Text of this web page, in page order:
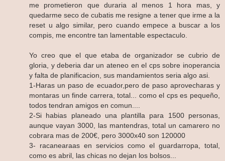
me prometieron que duraria al menos 1 hora mas, y
quedarme seco de cubatis me resigne a tener que irme a la
reset u algo similar, pero cuando empece a buscar a los
compis, me encontre tan lamentable espectaculo.
Yo creo que el que etaba de organizador se cubrio de
gloria, y deberia dar un ateneo en el cps sobre inoperancia
y falta de planificacion, sus mandamientos seria algo asi.
1-Haras un paso de ecuador,pero de paso aprovecharas y
montaras un finde carrera, total... como el cps es pequeño,
todos tendran amigos en comun....
2-Si habias planeado una plantilla para 1500 personas,
aunque vayan 3000, las mantendras, total un camarero no
cobrara mas de 200€, pero 3000x40 son 120000
3- racanearaas en servicios como el guardarropa, total,
como es abril, las chicas no dejan los bolsos...